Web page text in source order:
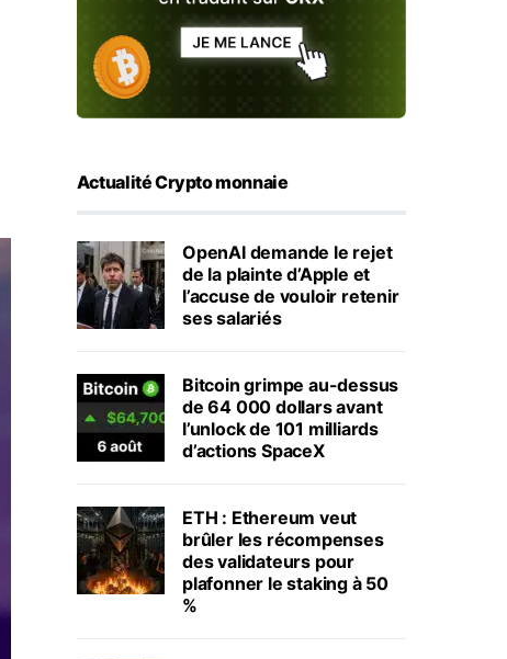
Actualité Crypto monnaie
OpenAI demande le rejet
de la plainte d’Apple et
l’accuse de vouloir retenir
ses salariés
Bitcoin grimpe au-dessus
de 64 000 dollars avant
l’unlock de 101 milliards
d’actions SpaceX
ETH : Ethereum veut
brûler les récompenses
des validateurs pour
plafonner le staking à 50
%